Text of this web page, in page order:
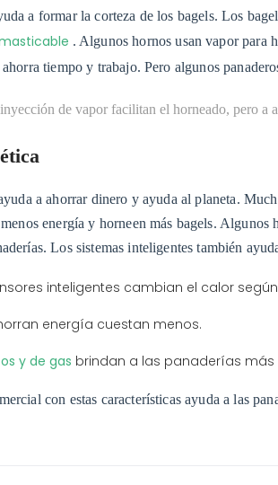
a formar la corteza de los bagels. Los
. Algunos hornos usan vapor para
tiempo y trabajo. Pero algunos
de vapor facilitan el horneado, pero a
a ahorrar dinero y ayuda al planeta.
energía y horneen más bagels.
Los sistemas inteligentes también
inteligentes cambian el calor
energía cuestan menos.
y de gas brindan a las panaderías más
con estas características ayuda a las